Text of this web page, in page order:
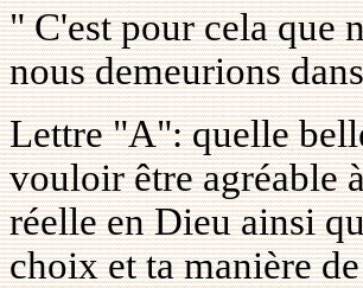
" C'est pour cela que
nous demeurions
Lettre "A": quelle
vouloir être agréable
réelle en Dieu ainsi
choix et ta manière